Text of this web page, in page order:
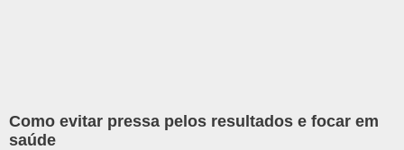
Como evitar pressa pelos resultados e focar em
saúde